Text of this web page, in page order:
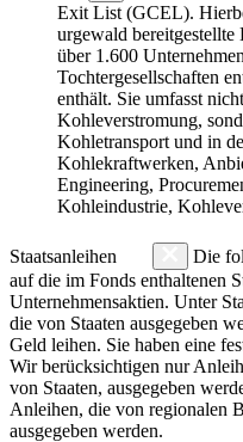
Exit List (GCEL).
urgewald
über 1.600
Tochtergesellschaften
enthält. Sie umfasst
Kohleverstromung,
Kohletransport und in
Kohlekraftwerken,
Engineering,
Kohleindustrie,
Staatsanleihen
Die
auf die im Fonds enthaltenen
Unternehmensaktien. Unter
die von Staaten ausgegeben
Geld leihen. Sie haben eine
Wir berücksichtigen nur
von Staaten, ausgegeben
Anleihen, die von regionalen
ausgegeben werden.